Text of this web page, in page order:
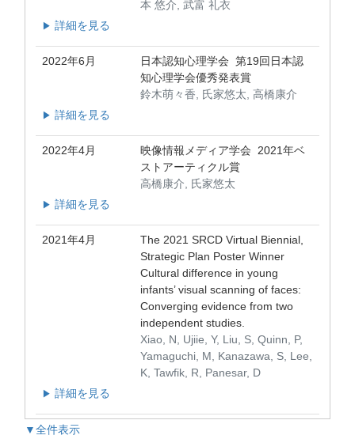
本 悠介, 武富 礼衣
▶ 詳細を見る
2022年6月
日本認知心理学会 第19回日本認
知心理学会優秀発表賞
鈴木萌々香, 氏家悠太, 高橋康介
▶ 詳細を見る
2022年4月
映像情報メディア学会 2021年ベ
ストアーティクル賞
高橋康介, 氏家悠太
▶ 詳細を見る
2021年4月
The 2021 SRCD Virtual Biennial,
Strategic Plan Poster Winner
Cultural difference in young
infants’ visual scanning of faces:
Converging evidence from two
independent studies.
Xiao, N, Ujiie, Y, Liu, S, Quinn, P,
Yamaguchi, M, Kanazawa, S, Lee,
K, Tawfik, R, Panesar, D
▶ 詳細を見る
▼全件表示